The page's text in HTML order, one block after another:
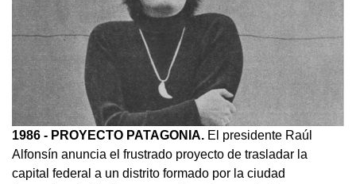
1986 - PROYECTO PATAGONIA. El presidente Raúl
Alfonsín anuncia el frustrado proyecto de trasladar la
capital federal a un distrito formado por la ciudad